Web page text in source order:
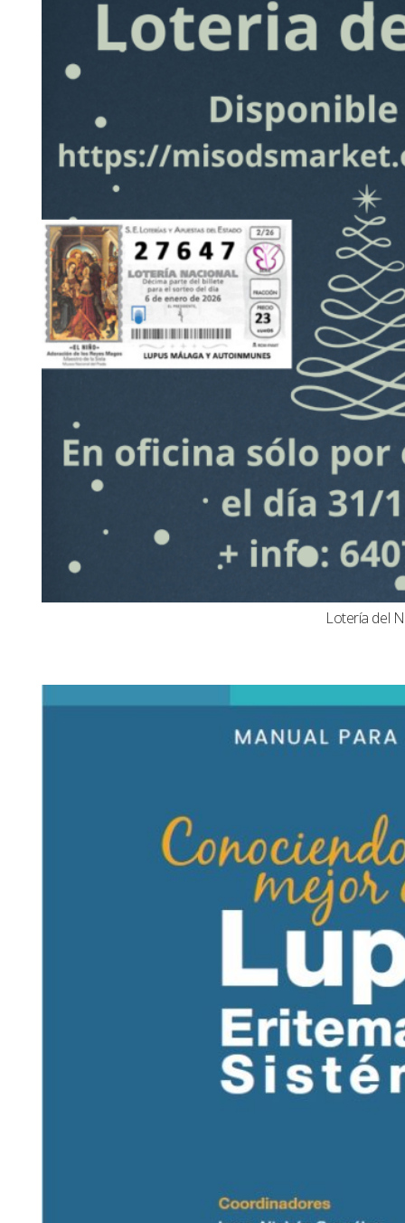
Lotería del